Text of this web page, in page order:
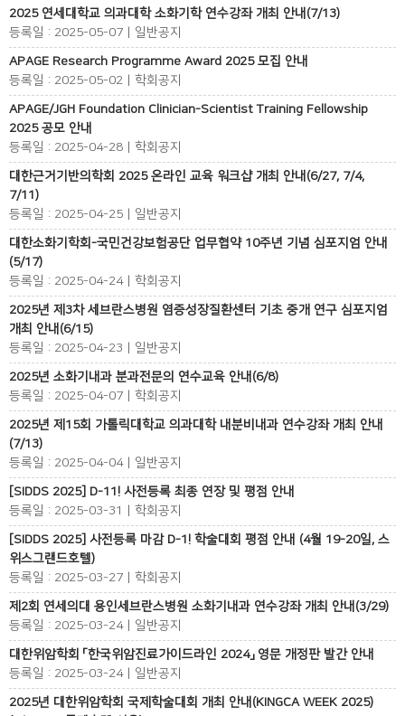
2025 연세대학교 의과대학 소화기학 연수강좌 개최 안내(7/13)
등록일 : 2025-05-07 | 일반공지
APAGE Research Programme Award 2025 모집 안내
등록일 : 2025-05-02 | 학회공지
APAGE/JGH Foundation Clinician-Scientist Training Fellowship
2025 공모 안내
등록일 : 2025-04-28 | 학회공지
대한근거기반의학회 2025 온라인 교육 워크샵 개최 안내(6/27, 7/4,
7/11)
등록일 : 2025-04-25 | 일반공지
대한소화기학회-국민건강보험공단 업무협약 10주년 기념 심포지엄 안내
(5/17)
등록일 : 2025-04-24 | 학회공지
2025년 제3차 세브란스병원 염증성장질환센터 기초 중개 연구 심포지엄
개최 안내(6/15)
등록일 : 2025-04-23 | 일반공지
2025년 소화기내과 분과전문의 연수교육 안내(6/8)
등록일 : 2025-04-07 | 학회공지
2025년 제15회 가톨릭대학교 의과대학 내분비내과 연수강좌 개최 안내
(7/13)
등록일 : 2025-04-04 | 일반공지
[SIDDS 2025] D-11! 사전등록 최종 연장 및 평점 안내
등록일 : 2025-03-31 | 학회공지
[SIDDS 2025] 사전등록 마감 D-1! 학술대회 평점 안내 (4월 19-20일, 스
위스그랜드호텔)
등록일 : 2025-03-27 | 학회공지
제2회 연세의대 용인세브란스병원 소화기내과 연수강좌 개최 안내(3/29)
등록일 : 2025-03-24 | 일반공지
대한위암학회 「한국위암진료가이드라인 2024」 영문 개정판 발간 안내
등록일 : 2025-03-24 | 일반공지
2025년 대한위암학회 국제학술대회 개최 안내(KINGCA WEEK 2025)